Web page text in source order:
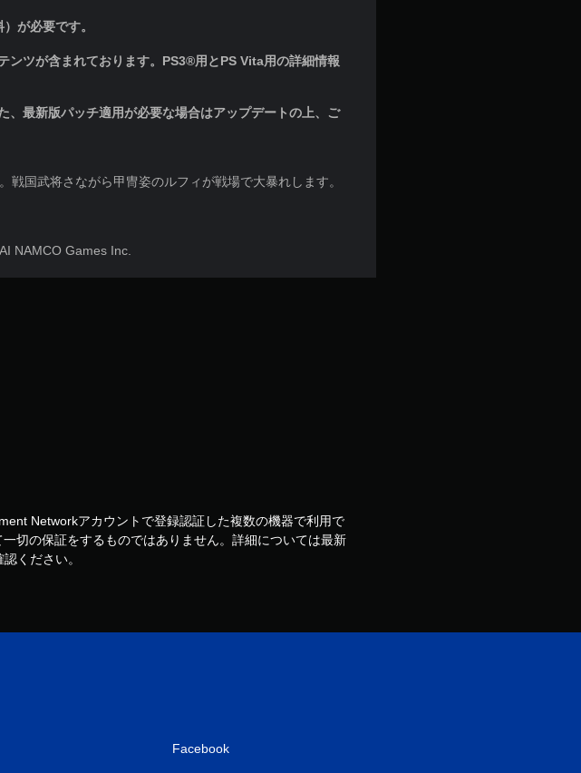
が必要です。
ツが含まれております。PS3®用とPS Vita用の詳細情報
最新版パッチ適用が必要な場合はアップデートの上、ご
戦国武将さながら甲冑姿のルフィが戦場で大暴れします。
NAMCO Games Inc.
Networkアカウントで登録認証した複数の機器で利用で
切の保証をするものではありません。詳細については最新
ください。
Facebook